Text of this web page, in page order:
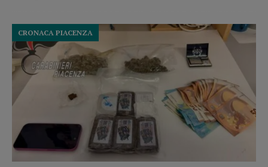
CRONACA PIACENZA